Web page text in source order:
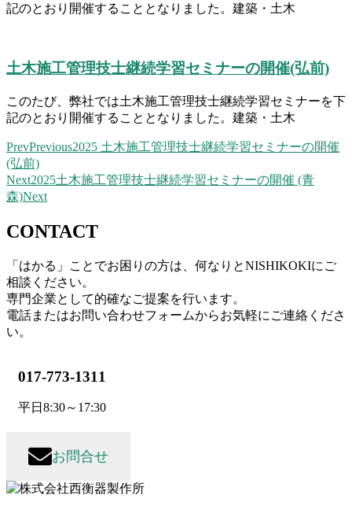
記のとおり開催することとなりました。建築・土木
土木施工管理技士継続学習セミナーの開催(弘前)
このたび、弊社では土木施工管理技士継続学習セミナーを下
記のとおり開催することとなりました。建築・土木
PrevPrevious2025 土木施工管理技士継続学習セミナーの開催
(弘前)
Next2025土木施工管理技士継続学習セミナーの開催 (青
森)Next
CONTACT
「はかる」ことでお困りの方は、何なりとNISHIKOKIにご
相談ください。
専門企業として的確なご提案を行います。
電話またはお問い合わせフォームからお気軽にご連絡くださ
い。
017-773-1311
平日8:30～17:30
お問合せ